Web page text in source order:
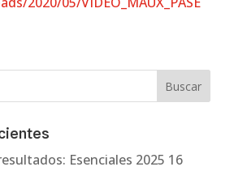
Esenciales 2025 16